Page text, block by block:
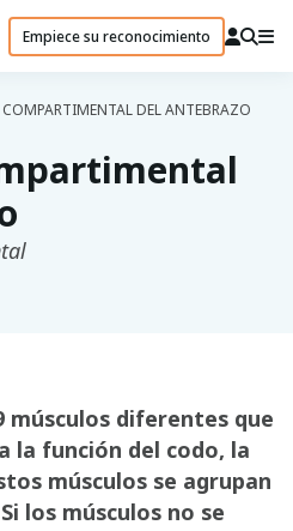
Empiece su reconocimiento
DEL ANTEBRAZO
músculos diferentes que
la función del codo, la
músculos se agrupan
los músculos no se